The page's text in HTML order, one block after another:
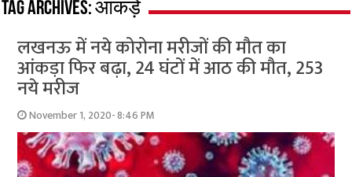
Tag Archives:आंकड़े
लखनऊ में नये कोरोना मरीजों की मौत का
आंकड़ा फि‍र बढ़ा, 24 घंटों में आठ की मौत, 253
नये मरीज
November 1, 2020- 8:46 PM